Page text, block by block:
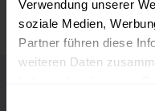
Verwendung unserer
soziale Medien,
Partner führen diese
weiteren Daten
Liter inkl. MwSt.